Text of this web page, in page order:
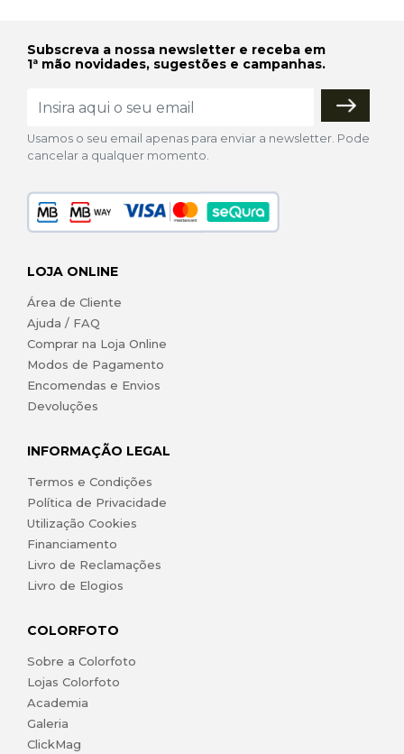
Subscreva a nossa newsletter e receba em
1ª mão novidades, sugestões e campanhas.
Usamos o seu email apenas para enviar a newsletter. Pode
cancelar a qualquer momento.
LOJA ONLINE
Área de Cliente
Ajuda / FAQ
Comprar na Loja Online
Modos de Pagamento
Encomendas e Envios
Devoluções
INFORMAÇÃO LEGAL
Termos e Condições
Política de Privacidade
Utilização Cookies
Financiamento
Livro de Reclamações
Livro de Elogios
COLORFOTO
Sobre a Colorfoto
Lojas Colorfoto
Academia
Galeria
ClickMag